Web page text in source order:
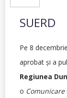
SUERD
Pe 8
aprobat şi a
Regiunea
o Comunicare